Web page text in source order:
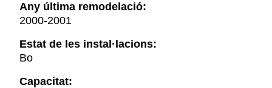
Any última remodelació:
2000-2001
Estat de les instal·lacions:
Bo
Capacitat: